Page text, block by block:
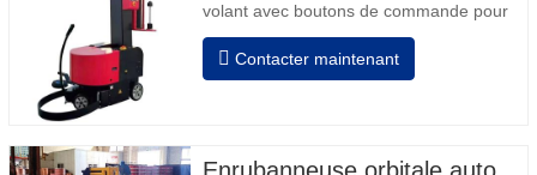
volant avec boutons de commande pour
l'avant et l'arrière • Fonctionnement hors
colonne • 2 batteries 12V / 110 Ah série
temps de…
Contacter maintenant